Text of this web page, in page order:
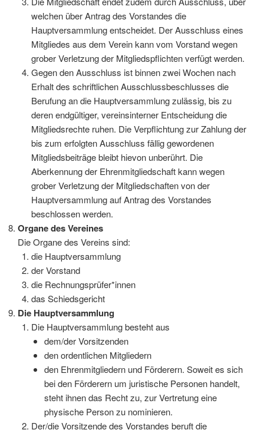
welchen über Antrag des Vorstandes die
Hauptversammlung entscheidet. Der Ausschluss eines
Mitgliedes aus dem Verein kann vom Vorstand wegen
grober Verletzung der Mitgliedspflichten verfügt werden.
Gegen den Ausschluss ist binnen zwei Wochen nach
Erhalt des schriftlichen Ausschlussbeschlusses die
Berufung an die Hauptversammlung zulässig, bis zu
deren endgültiger, vereinsinterner Entscheidung die
Mitgliedsrechte ruhen. Die Verpflichtung zur Zahlung der
bis zum erfolgten Ausschluss fällig gewordenen
Mitgliedsbeiträge bleibt hievon unberührt. Die
Aberkennung der Ehrenmitgliedschaft kann wegen
grober Verletzung der Mitgliedschaften von der
Hauptversammlung auf Antrag des Vorstandes
beschlossen werden.
Organe des Vereines
Die Organe des Vereins sind:
die Hauptversammlung
der Vorstand
die Rechnungsprüfer*innen
das Schiedsgericht
Die Hauptversammlung
Die Hauptversammlung besteht aus
dem/der Vorsitzenden
den ordentlichen Mitgliedern
den Ehrenmitgliedern und Förderern. Soweit es sich
bei den Förderern um juristische Personen handelt,
steht ihnen das Recht zu, zur Vertretung eine
physische Person zu nominieren.
Der/die Vorsitzende des Vorstandes beruft die